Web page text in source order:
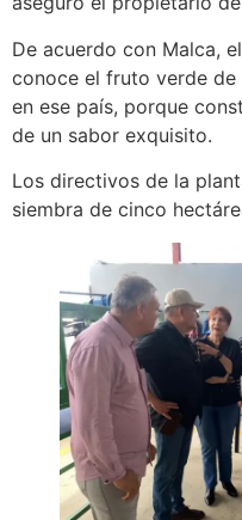
De acuerdo con Malca,
conoce el fruto verde
en ese país, porque
de un sabor exquisito.
Los directivos de la
siembra de cinco